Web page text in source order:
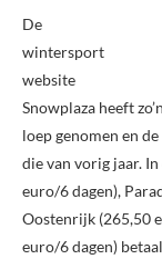
De
wintersport
website
Snowplaza heeft
loep genomen en
die van vorig jaar.
euro/6 dagen),
Oostenrijk (265,50
euro/6 dagen)